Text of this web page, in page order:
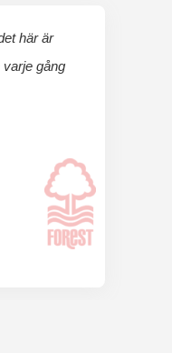
här är
gång